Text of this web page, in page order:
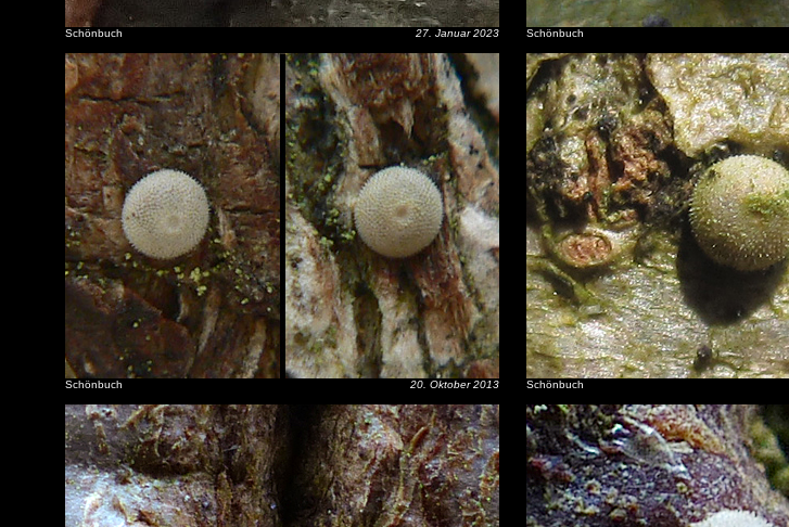
Schönbuch 27. Januar 2023
Schönbuch 20. Oktober 2013
Schönbuch
Schönbuch